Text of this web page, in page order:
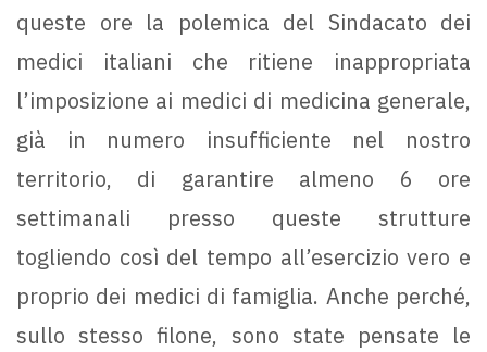
queste ore la polemica del Sindacato dei
medici italiani che ritiene inappropriata
l’imposizione ai medici di medicina generale,
già in numero insufficiente nel nostro
territorio, di garantire almeno 6 ore
settimanali presso queste strutture
togliendo così del tempo all’esercizio vero e
proprio dei medici di famiglia. Anche perché,
sullo stesso filone, sono state pensate le